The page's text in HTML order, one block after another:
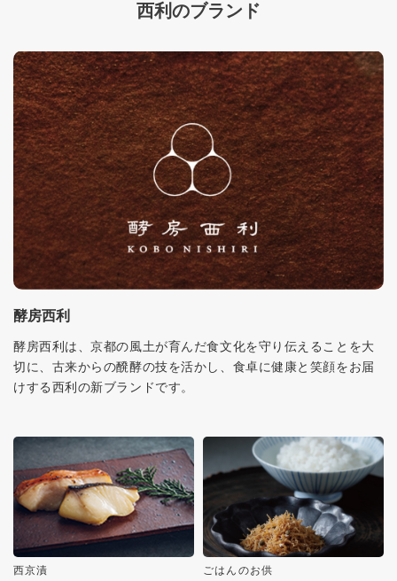
西利のブランド
酵房西利
酵房西利は、京都の風土が育んだ食文化を守り伝えることを大
切に、古来からの醗酵の技を活かし、食卓に健康と笑顔をお届
けする西利の新ブランドです。
西京漬 ごはんのお供